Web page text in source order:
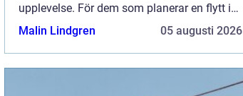
upplevelse. För dem som planerar en flytt i
eller till Trollhättan, är det viktigt att hitta
Malin Lindgren 05 augusti 2026